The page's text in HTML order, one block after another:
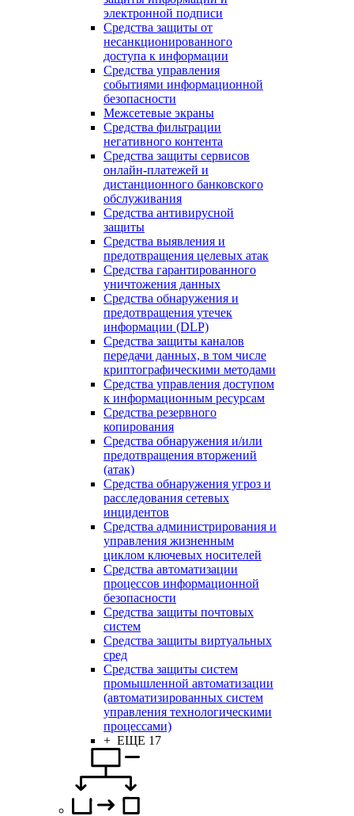
электронной подписи
Средства защиты от
несанкционированного
доступа к информации
Средства управления
событиями информационной
безопасности
Межсетевые экраны
Средства фильтрации
негативного контента
Средства защиты сервисов
онлайн-платежей и
дистанционного банковского
обслуживания
Средства антивирусной
защиты
Средства выявления и
предотвращения целевых атак
Средства гарантированного
уничтожения данных
Средства обнаружения и
предотвращения утечек
информации (DLP)
Средства защиты каналов
передачи данных, в том числе
криптографическими методами
Средства управления доступом
к информационным ресурсам
Средства резервного
копирования
Средства обнаружения и/или
предотвращения вторжений
(атак)
Средства обнаружения угроз и
расследования сетевых
инцидентов
Средства администрирования и
управления жизненным
циклом ключевых носителей
Средства автоматизации
процессов информационной
безопасности
Средства защиты почтовых
систем
Средства защиты виртуальных
сред
Средства защиты систем
промышленной автоматизации
(автоматизированных систем
управления технологическими
процессами)
+ ЕЩЕ 17